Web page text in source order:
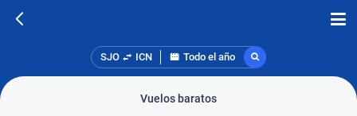
SJO ICN Todo el año
Vuelos baratos